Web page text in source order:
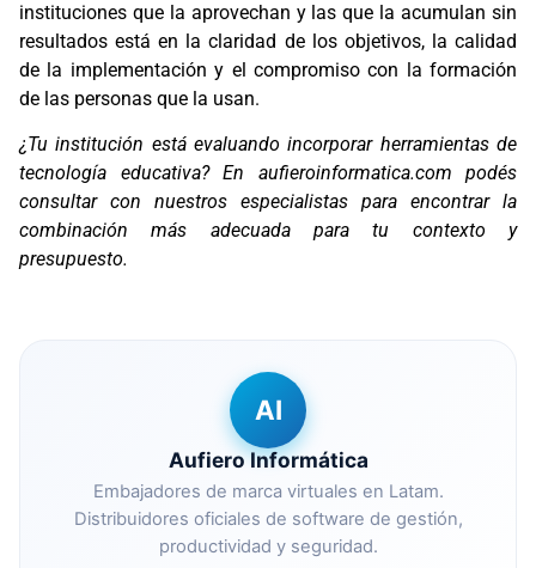
instituciones que la aprovechan y las que la acumulan sin
resultados está en la claridad de los objetivos, la calidad
de la implementación y el compromiso con la formación
de las personas que la usan.
¿Tu institución está evaluando incorporar herramientas de
tecnología educativa? En aufieroinformatica.com podés
consultar con nuestros especialistas para encontrar la
combinación más adecuada para tu contexto y
presupuesto.
AI
Aufiero Informática
Embajadores de marca virtuales en Latam.
Distribuidores oficiales de software de gestión,
productividad y seguridad.